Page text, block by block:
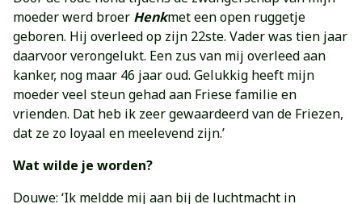
moeder werd broer Henkmet een open ruggetje
geboren. Hij overleed op zijn 22ste. Vader was tien jaar
daarvoor verongelukt. Een zus van mij overleed aan
kanker, nog maar 46 jaar oud. Gelukkig heeft mijn
moeder veel steun gehad aan Friese familie en
vrienden. Dat heb ik zeer gewaardeerd van de Friezen,
dat ze zo loyaal en meelevend zijn.’
Wat wilde je worden?
Douwe: ‘Ik meldde mij aan bij de luchtmacht in